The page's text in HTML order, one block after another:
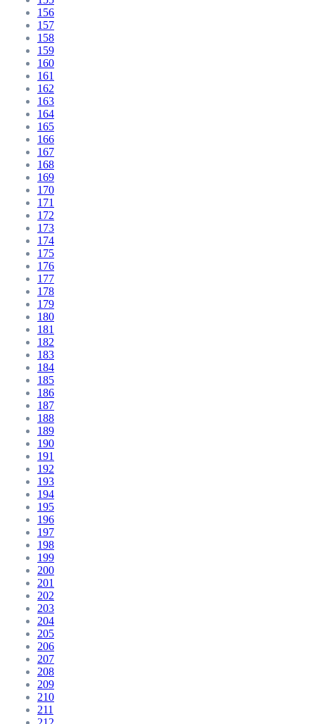
156
157
158
159
160
161
162
163
164
165
166
167
168
169
170
171
172
173
174
175
176
177
178
179
180
181
182
183
184
185
186
187
188
189
190
191
192
193
194
195
196
197
198
199
200
201
202
203
204
205
206
207
208
209
210
211